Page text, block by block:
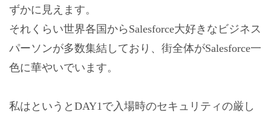
ずかに見えます。
それくらい世界各国からSalesforce大好きなビジネス
パーソンが多数集結しており、街全体がSalesforce一
色に華やいでいます。
私はというとDAY1で入場時のセキュリティの厳し